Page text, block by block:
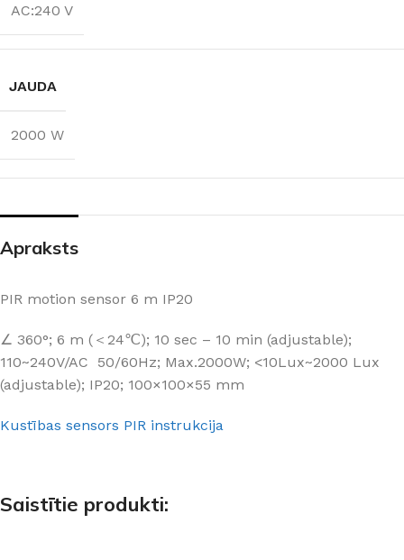
AC:240 V
JAUDA
2000 W
Apraksts
PIR motion sensor 6 m IP20
∠ 360°; 6 m (＜24℃); 10 sec – 10 min (adjustable);
110~240V/AC 50/60Hz; Max.2000W; <10Lux~2000 Lux
(adjustable); IP20; 100×100×55 mm
Kustības sensors PIR instrukcija
Saistītie produkti: